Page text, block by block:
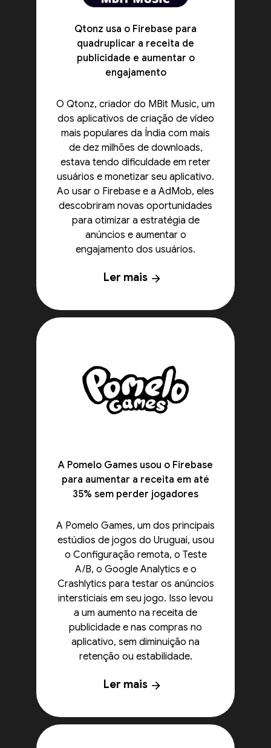
Qtonz usa o Firebase para
quadruplicar a receita de
publicidade e aumentar o
engajamento
O Qtonz, criador do MBit Music, um
dos aplicativos de criação de vídeo
mais populares da Índia com mais
de dez milhões de downloads,
estava tendo dificuldade em reter
usuários e monetizar seu aplicativo.
Ao usar o Firebase e a AdMob, eles
descobriram novas oportunidades
para otimizar a estratégia de
anúncios e aumentar o
engajamento dos usuários.
Ler mais arrow_forward
A Pomelo Games usou o Firebase
para aumentar a receita em até
35% sem perder jogadores
A Pomelo Games, um dos principais
estúdios de jogos do Uruguai, usou
o Configuração remota, o Teste
A/B, o Google Analytics e o
Crashlytics para testar os anúncios
intersticiais em seu jogo. Isso levou
a um aumento na receita de
publicidade e nas compras no
aplicativo, sem diminuição na
retenção ou estabilidade.
Ler mais arrow_forward